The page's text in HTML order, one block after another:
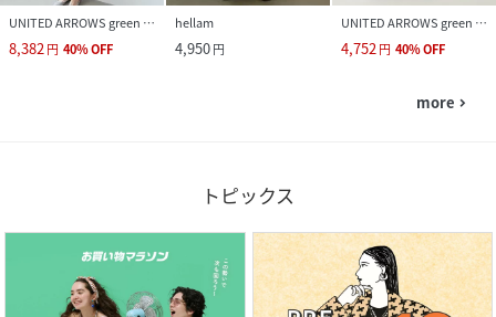
UNITED ARROWS green label relaxing
8,382円 40%OFF
hellam
4,950円
UNITED ARROWS green label relaxing
4,752円 40%OFF
more navigate_next
トピックス